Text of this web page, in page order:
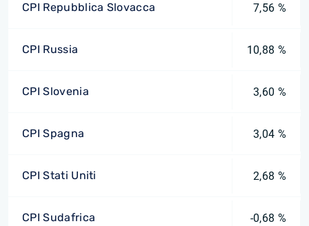
CPI Repubblica Slovacca 7,56 %
CPI Russia 10,88 %
CPI Slovenia 3,60 %
CPI Spagna 3,04 %
CPI Stati Uniti 2,68 %
CPI Sudafrica -0,68 %